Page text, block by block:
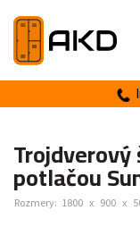
potlačou
Rozmery: 1800 x 900 x